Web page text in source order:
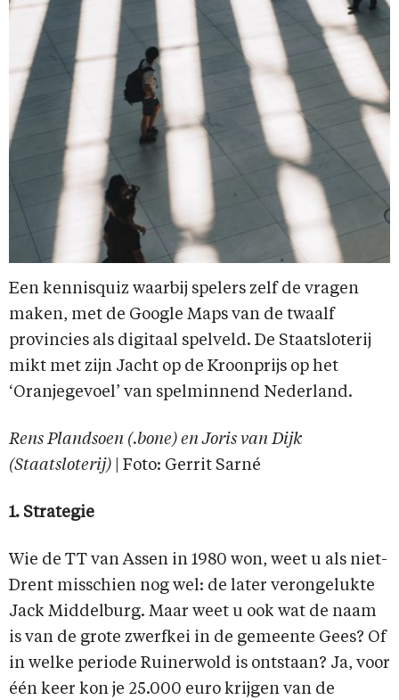
Een kennisquiz waarbij spelers zelf de vragen
maken, met de Google Maps van de twaalf
provincies als digitaal spelveld. De Staatsloterij
mikt met zijn Jacht op de Kroonprijs op het
‘Oranjegevoel’ van spelminnend Nederland.
Rens Plandsoen (.bone) en Joris van Dijk
(Staatsloterij) | Foto: Gerrit Sarné
1. Strategie
Wie de TT van Assen in 1980 won, weet u als niet-
Drent misschien nog wel: de later verongelukte
Jack Middelburg. Maar weet u ook wat de naam
is van de grote zwerfkei in de gemeente Gees? Of
in welke periode Ruinerwold is ontstaan? Ja, voor
één keer kon je 25.000 euro krijgen van de